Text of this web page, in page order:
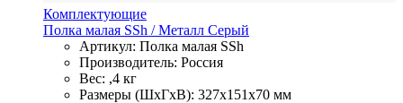
Комплектующие
Полка малая SSh / Металл Серый
Артикул: Полка малая SSh
Производитель: Россия
Вес: ,4 кг
Размеры (ШхГхВ): 327x151x70 мм